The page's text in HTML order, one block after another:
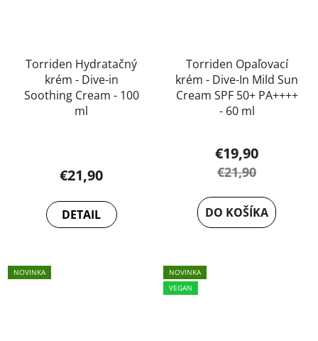
Torriden Hydratačný
krém - Dive-in
Soothing Cream - 100
ml
€21,90
DETAIL
Torriden Opaľovací
krém - Dive-In Mild Sun
Cream SPF 50+ PA++++
- 60 ml
€19,90
€21,90
DO KOŠÍKA
NOVINKA
NOVINKA
VEGAN